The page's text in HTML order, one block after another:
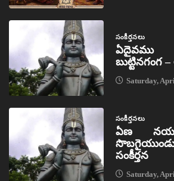
సంకీర్తనలు
ఏదైవము
బుట్టినగంగ
Saturday,
సంకీర్తనలు
ఏణ
సంకీర్తన
Saturday,